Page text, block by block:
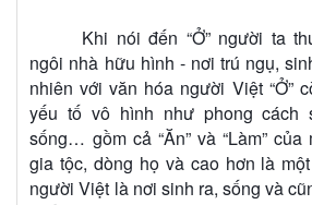
Khi nói đến “Ở” người ta
ngôi nhà hữu hình - nơi trú ngụ,
nhiên với văn hóa người Việt “Ở”
yếu tố vô hình như phong cách
sống… gồm cả “Ăn” và “Làm”
gia tộc, dòng họ và cao hơn là
người Việt là nơi sinh ra, sống và